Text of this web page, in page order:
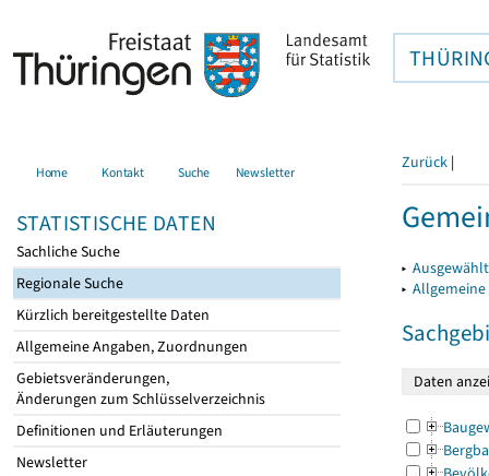
Home Kontakt Suche Newsletter
STATISTISCHE DATEN
Sachliche Suche
Regionale Suche
Kürzlich bereitgestellte Daten
Allgemeine Angaben, Zuordnungen
Gebietsveränderungen,
Änderungen zum Schlüsselverzeichnis
Definitionen und Erläuterungen
Newsletter
Zurück |
▸
▸